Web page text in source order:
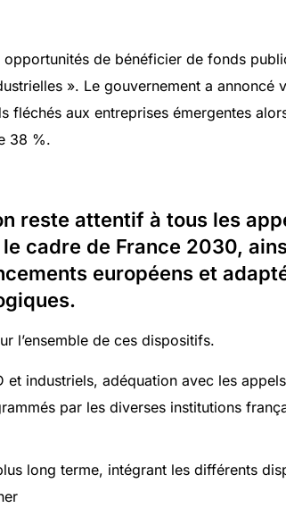
de bénéficier de fonds
». Le gouvernement a annoncé
fléchés aux entreprises émergentes
38 %.
reste attentif à tous les
cadre de France 2030,
européens et
l’ensemble de ces dispositifs.
et industriels, adéquation avec les
par les diverses institutions
long terme, intégrant les différents